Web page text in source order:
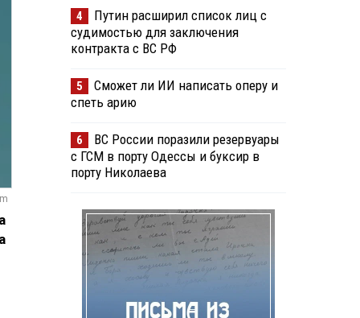
4
Путин расширил список лиц с
судимостью для заключения
контракта с ВС РФ
5
Сможет ли ИИ написать оперу и
спеть арию
6
ВС России поразили резервуары
с ГСМ в порту Одессы и буксир в
порту Николаева